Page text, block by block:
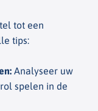
tot een
tips:
: Analyseer uw
spelen in de